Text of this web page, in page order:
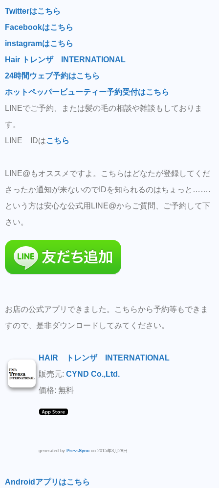
Twitterはこちら
Facebookはこちら
instagramはこちら
Hair トレンザ INTERNATIONAL
24時間ウェブ予約はこちら
ホットペッパービューティー予約受付はこちら
LINEでご予約、または髪の毛の相談や雑談もしておりま
す。
LINE IDはこちら
LINE@もオススメですよ。こちらはどなたが登録してくだ
さったか通知が来ないのでIDを知られるのはちょっと…….
という方は安心な公式用LINE@からご質問、ご予約して下
さい。
お店の公式アプリできました。こちらから予約等もできま
すので、是非ダウンロードしてみてください。
HAIR トレンザ INTERNATIONAL
販売元: CYND Co.,Ltd.
価格: 無料
generated by PressSync on 2015年3月28日
Androidアプリはこちら